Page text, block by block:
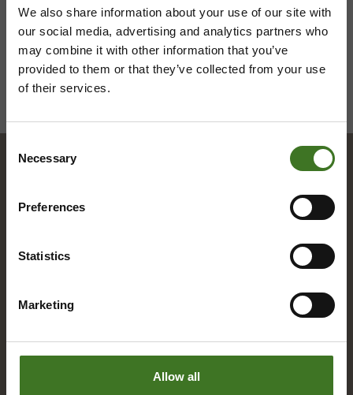
We also share information about your use of our site with
our social media, advertising and analytics partners who
may combine it with other information that you’ve
provided to them or that they’ve collected from your use
of their services.
Selection
Necessary
Preferences
Statistics
Marketing
Allow all
A
Asia­kas­pal­ve­lu